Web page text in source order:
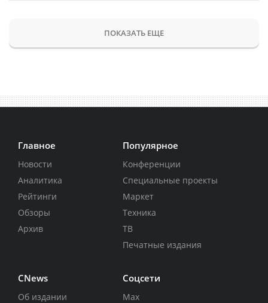
ПОКАЗАТЬ ЕЩЕ
Главное
Новости
Аналитика
Рейтинги
Обзоры
Архив
Популярное
Конференции
Специальные проекты
Маркет
Техника
ТВ
Печатные издания
CNews
Об издании
Соцсети
Max